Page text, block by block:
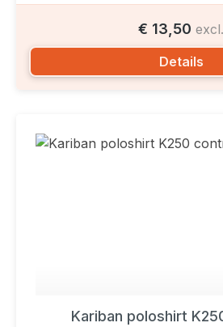
€ 13,50 excl.
Details
Kariban poloshirt